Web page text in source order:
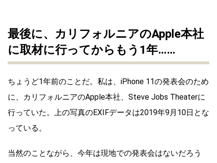
最後に、カリフォルニアのApple本社
に取材に行ってからもう1年……
ちょうど1年前のことだ。私は、iPhone 11の発表会のため
に、カリフォルニアのApple本社、Steve Jobs Theaterに
行っていた。上の写真のEXIFデータは2019年9月10日とな
っている。
当然のことながら、今年は現地での発表会はないだろう